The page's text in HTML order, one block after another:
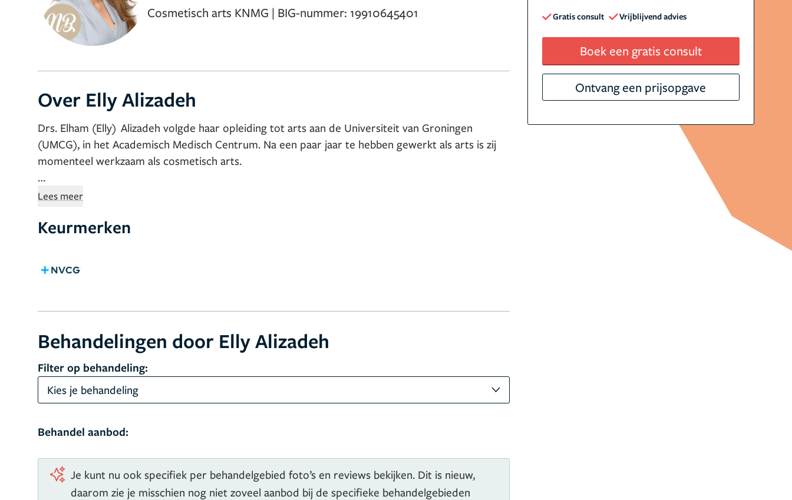
Cosmetisch arts KNMG | BIG-nummer: 19910645401 Gratis consult Vrijblijvend advies
Boek een gratis consult
Ontvang een prijsopgave
Over Elly Alizadeh
Drs. Elham (Elly) Alizadeh volgde haar opleiding tot arts aan de Universiteit van Groningen
(UMCG), in het Academisch Medisch Centrum. Na een paar jaar te hebben gewerkt als arts is zij
momenteel werkzaam als cosmetisch arts.
Als cosmetisch arts is zij gespecialiseerd in het gebruik van diverse injectables (onder andere
laser behandelingen.
uitstraling willen, maar het moet er wel natuurlijk uitzien.
Lees meer
Keurmerken
Behandelingen door Elly Alizadeh
Filter op behandeling:
Kies je behandeling
Behandel aanbod:
Je kunt nu ook specifiek per behandelgebied foto’s en reviews bekijken. Dit is nieuw,
daarom zie je misschien nog niet zoveel aanbod bij de specifieke behandelgebieden